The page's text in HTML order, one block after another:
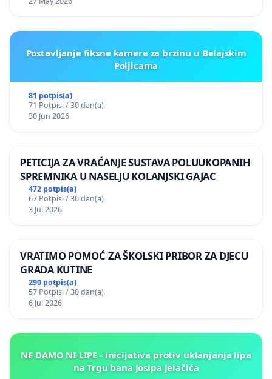
Postavljanje fiksne kamere za brzinu u Belajskim
Poljicama
81 potpis(a)
71 Potpisi / 30 dan(a)
30 Jun 2026
PETICIJA ZA VRAĆANJE SUSTAVA POLUUKOPANIH
SPREMNIKA U NASELJU KOLANJSKI GAJAC
472 potpis(a)
67 Potpisi / 30 dan(a)
3 Jul 2026
VRATIMO POMOĆ ZA ŠKOLSKI PRIBOR ZA DJECU
GRADA KUTINE
290 potpis(a)
57 Potpisi / 30 dan(a)
6 Jul 2026
NE DAMO NI LIPE - inicijativa protiv uklanjanja lipa
na Trgu bana Josipa Jelačića